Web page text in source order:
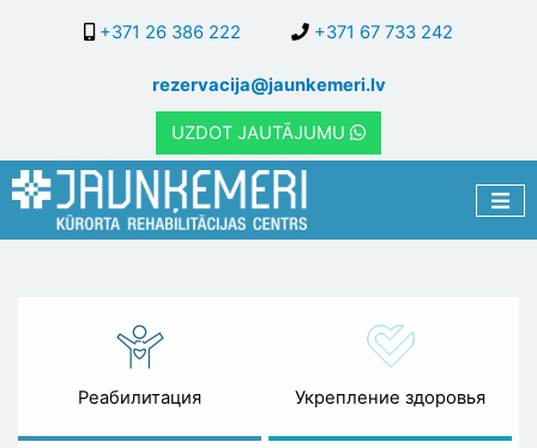
основному
содержанию
+371 26 386 222 +371 67 733 242
rezervacija@jaunkemeri.lv
UZDOT JAUTĀJUMU
Реабилитация Укрепление здоровья